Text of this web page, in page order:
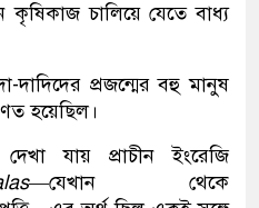
চালিয়ে যেতে বাধ্য
দাদিদের প্রজন্মের বহু মানুষ
হয়েছিল।
যায় প্রাচীন ইংরেজি
—যেখান থেকে